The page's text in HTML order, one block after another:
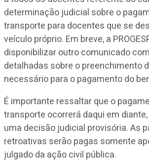
determinação judicial sobre o
transporte para docentes que se
veículo próprio. Em breve, a
disponibilizar outro comunicado
detalhadas sobre o preenchimento
necessário para o pagamento do
É importante ressaltar que o
transporte ocorrerá daqui em
uma decisão judicial provisória. As
retroativas serão pagas somente
julgado da ação civil pública.